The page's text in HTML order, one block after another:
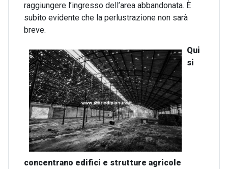
raggiungere l’ingresso dell’area abbandonata. È
subito evidente che la perlustrazione non sarà
breve.
Qui
si
concentrano edifici e strutture agricole